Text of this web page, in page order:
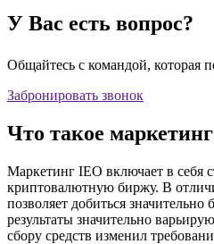
У Вас есть вопрос?
Общайтесь с командой, которая
Забронировать звонок
Что такое
Маркетинг IEO включает в себя
криптовалютную биржу. В
позволяет добиться
результаты значительно
сбору средств изменил